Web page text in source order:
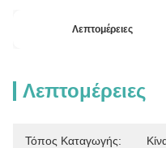
Λεπτομέρειες
Λεπτομέρειες
Τόπος Καταγωγής: